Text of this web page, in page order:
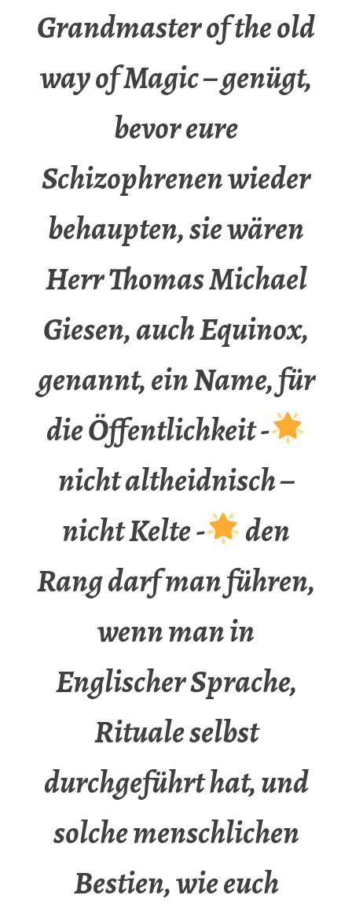
Grandmaster of the old
way of Magic – genügt,
bevor eure
Schizophrenen wieder
behaupten, sie wären
Herr Thomas Michael
Giesen, auch Equinox,
genannt, ein Name, für
die Öffentlichkeit -
nicht altheidnisch –
nicht Kelte -
den
Rang darf man führen,
wenn man in
Englischer Sprache,
Rituale selbst
durchgeführt hat, und
solche menschlichen
Bestien, wie euch